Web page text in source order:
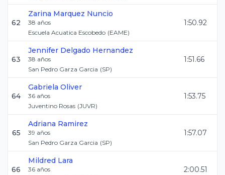
62
Zarina Marquez Nuncio
38 años
Escuela Acuatica Escobedo (EAME)
1:50.92
63
Jennifer Delgado Hernandez
38 años
San Pedro Garza Garcia (SP)
1:51.66
64
Gabriela Oliver
36 años
Juventino Rosas (JUVR)
1:53.75
65
Adriana Ramirez
39 años
San Pedro Garza Garcia (SP)
1:57.07
66
Mildred Lara
36 años
2:00.51